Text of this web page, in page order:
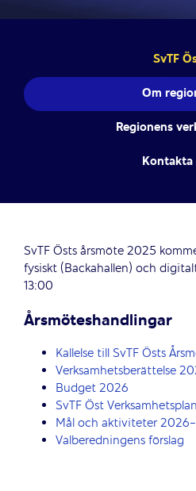
SvTF
Om
Regionens
Kontakta
SvTF Östs årsmöte 2025
fysiskt (Backahallen) och
13:00
Årsmöteshandlingar
Kallelse till SvTF Östs
Verksamhetsberättelse
Budget 2026
SvTF Öst
Mål och aktiviteter
Valberedningens förslag